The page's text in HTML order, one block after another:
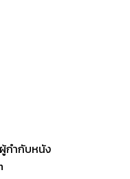
กำกับหนัง